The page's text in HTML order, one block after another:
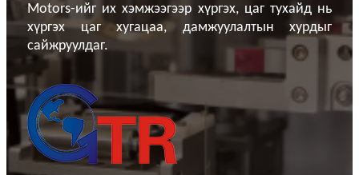
Motors-ийг их хэмжээгээр хүргэх, цаг тухайд нь
хүргэх цаг хугацаа, дамжуулалтын хурдыг
сайжруулдаг.